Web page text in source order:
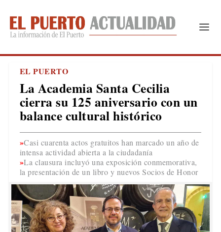
EL PUERTO
La Academia Santa Cecilia
cierra su 125 aniversario con un
balance cultural histórico
Casi cuarenta actos gratuitos han marcado un año de
intensa actividad abierta a la ciudadanía
La clausura incluyó una exposición conmemorativa,
la presentación de un libro y nuevos Socios de Honor